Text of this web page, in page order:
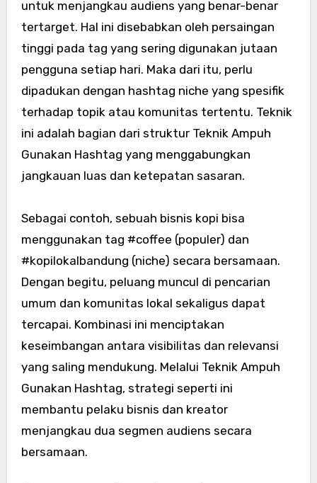
untuk menjangkau audiens yang benar-benar
tertarget. Hal ini disebabkan oleh persaingan
tinggi pada tag yang sering digunakan jutaan
pengguna setiap hari. Maka dari itu, perlu
dipadukan dengan hashtag niche yang spesifik
terhadap topik atau komunitas tertentu. Teknik
ini adalah bagian dari struktur Teknik Ampuh
Gunakan Hashtag yang menggabungkan
jangkauan luas dan ketepatan sasaran.
Sebagai contoh, sebuah bisnis kopi bisa
menggunakan tag #coffee (populer) dan
#kopilokalbandung (niche) secara bersamaan.
Dengan begitu, peluang muncul di pencarian
umum dan komunitas lokal sekaligus dapat
tercapai. Kombinasi ini menciptakan
keseimbangan antara visibilitas dan relevansi
yang saling mendukung. Melalui Teknik Ampuh
Gunakan Hashtag, strategi seperti ini
membantu pelaku bisnis dan kreator
menjangkau dua segmen audiens secara
bersamaan.